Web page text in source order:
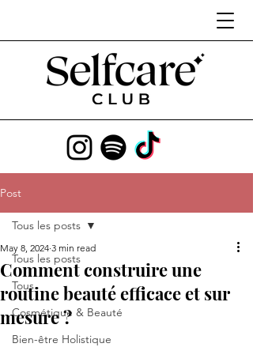
Post
Tous les posts
Tous
Cosmétique & Beauté
Bien-être Holistique
Tous les posts
Comment construire une
routine beauté efficace et sur
mesure ?
May 8, 2024 3 min read